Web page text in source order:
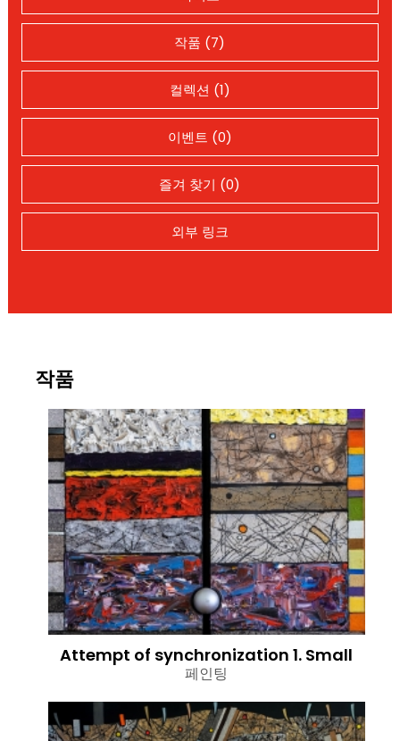
작품 (7)
컬렉션 (1)
이벤트 (0)
즐겨 찾기 (0)
외부 링크
작품
Attempt of synchronization 1. Small
페인팅